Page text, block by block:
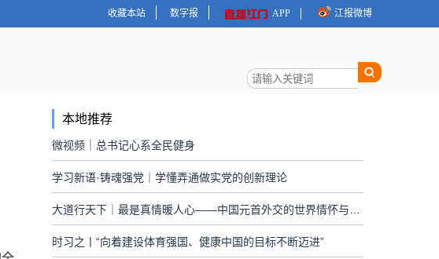
收藏本站 数字报 APP 江报微博
本地推荐
微视频｜总书记心系全民健身
学习新语·铸魂强党｜学懂弄通做实党的创新理论
时习之丨“向着建设体育强国、健康中国的目标不断迈进”